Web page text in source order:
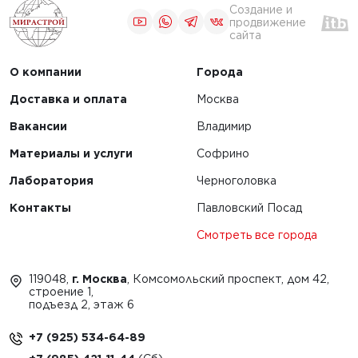
дорог
1
Создание и
продвижение
сайта
О компании
Доставка и оплата
Вакансии
Материалы и услуги
Лаборатория
Контакты
Города
Москва
Владимир
Софрино
Черноголовка
Павловский Посад
Смотреть все города
119048, г. Москва , Комсомольский проспект, дом 42,
строение 1,
подъезд 2, этаж 6
+7 (925) 534-64-89